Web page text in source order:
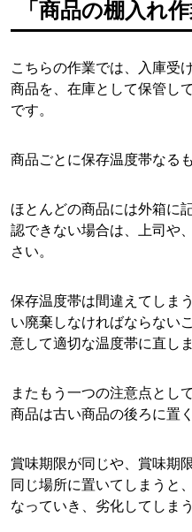
「商品の棚入れ作
こちらの作業では、入庫受
商品を、在庫として保管し
です。
商品ごとに保存温度帯なる
ほとんどの商品には外箱に
認できない場合は、上司や
さい。
保存温度帯は間違えてしま
い廃棄しなければならない
意して適切な温度帯に直しま
またもう一つの注意点とし
商品は古い商品の後ろに置
賞味期限が同じや、賞味期
同じ場所に置いてしまうと
なっていき、劣化してしま